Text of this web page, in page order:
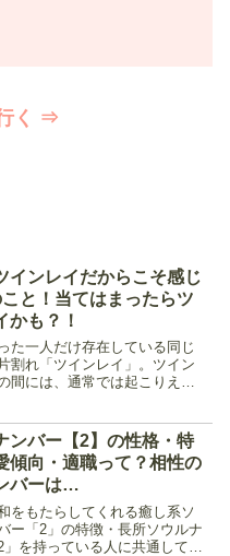
く ⇒
インレイだからこそ感じ
と！当てはまったらツ
かも？！
た一人だけ存在している同じ
割れ「ツインレイ」。ツイン
間には、通常では起こりえな
回は「本物のツインレイ」だ
人の間に起こり...
ンバー【2】の性格・特
傾向・適職って？相性の
バーは…
をもたらしてくれる癒し系ソ
ー「2」の特徴・長所ソウルナ
を持っている人に共通してい